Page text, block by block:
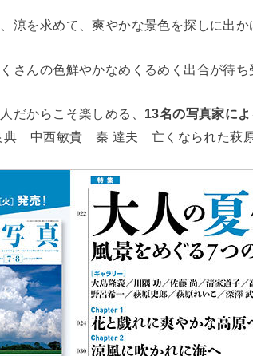
涼を求めて、爽やかな景色を探しに出か
さんの色鮮やかなめくるめく出合が待ち
だからこそ楽しめる、 13名の写真家に
中西敏貴 秦 達夫 亡くなられた萩原